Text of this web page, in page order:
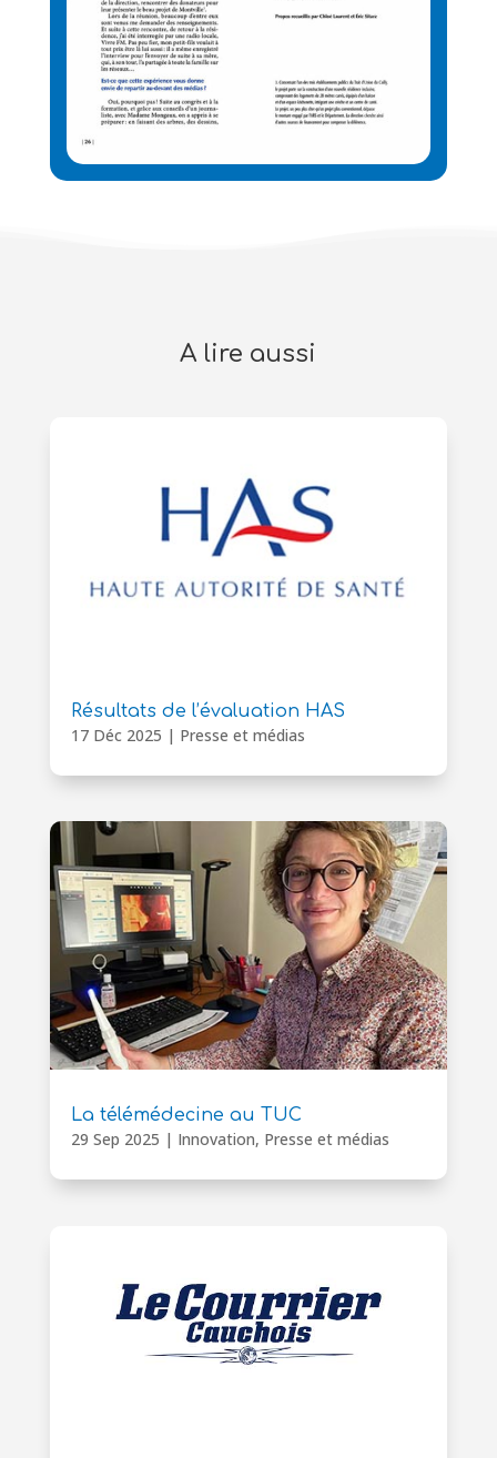
A lire aussi
Résultats de l’évaluation HAS
17 Déc 2025 | Presse et médias
La télémédecine au TUC
29 Sep 2025 | Innovation, Presse et médias